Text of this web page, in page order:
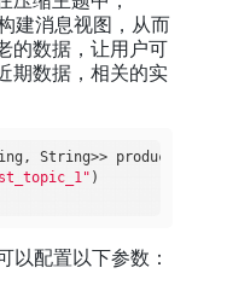
建消息视图，从而
的数据，让用户可
期数据，相关的实
String>> producer =
)
以配置以下参数：